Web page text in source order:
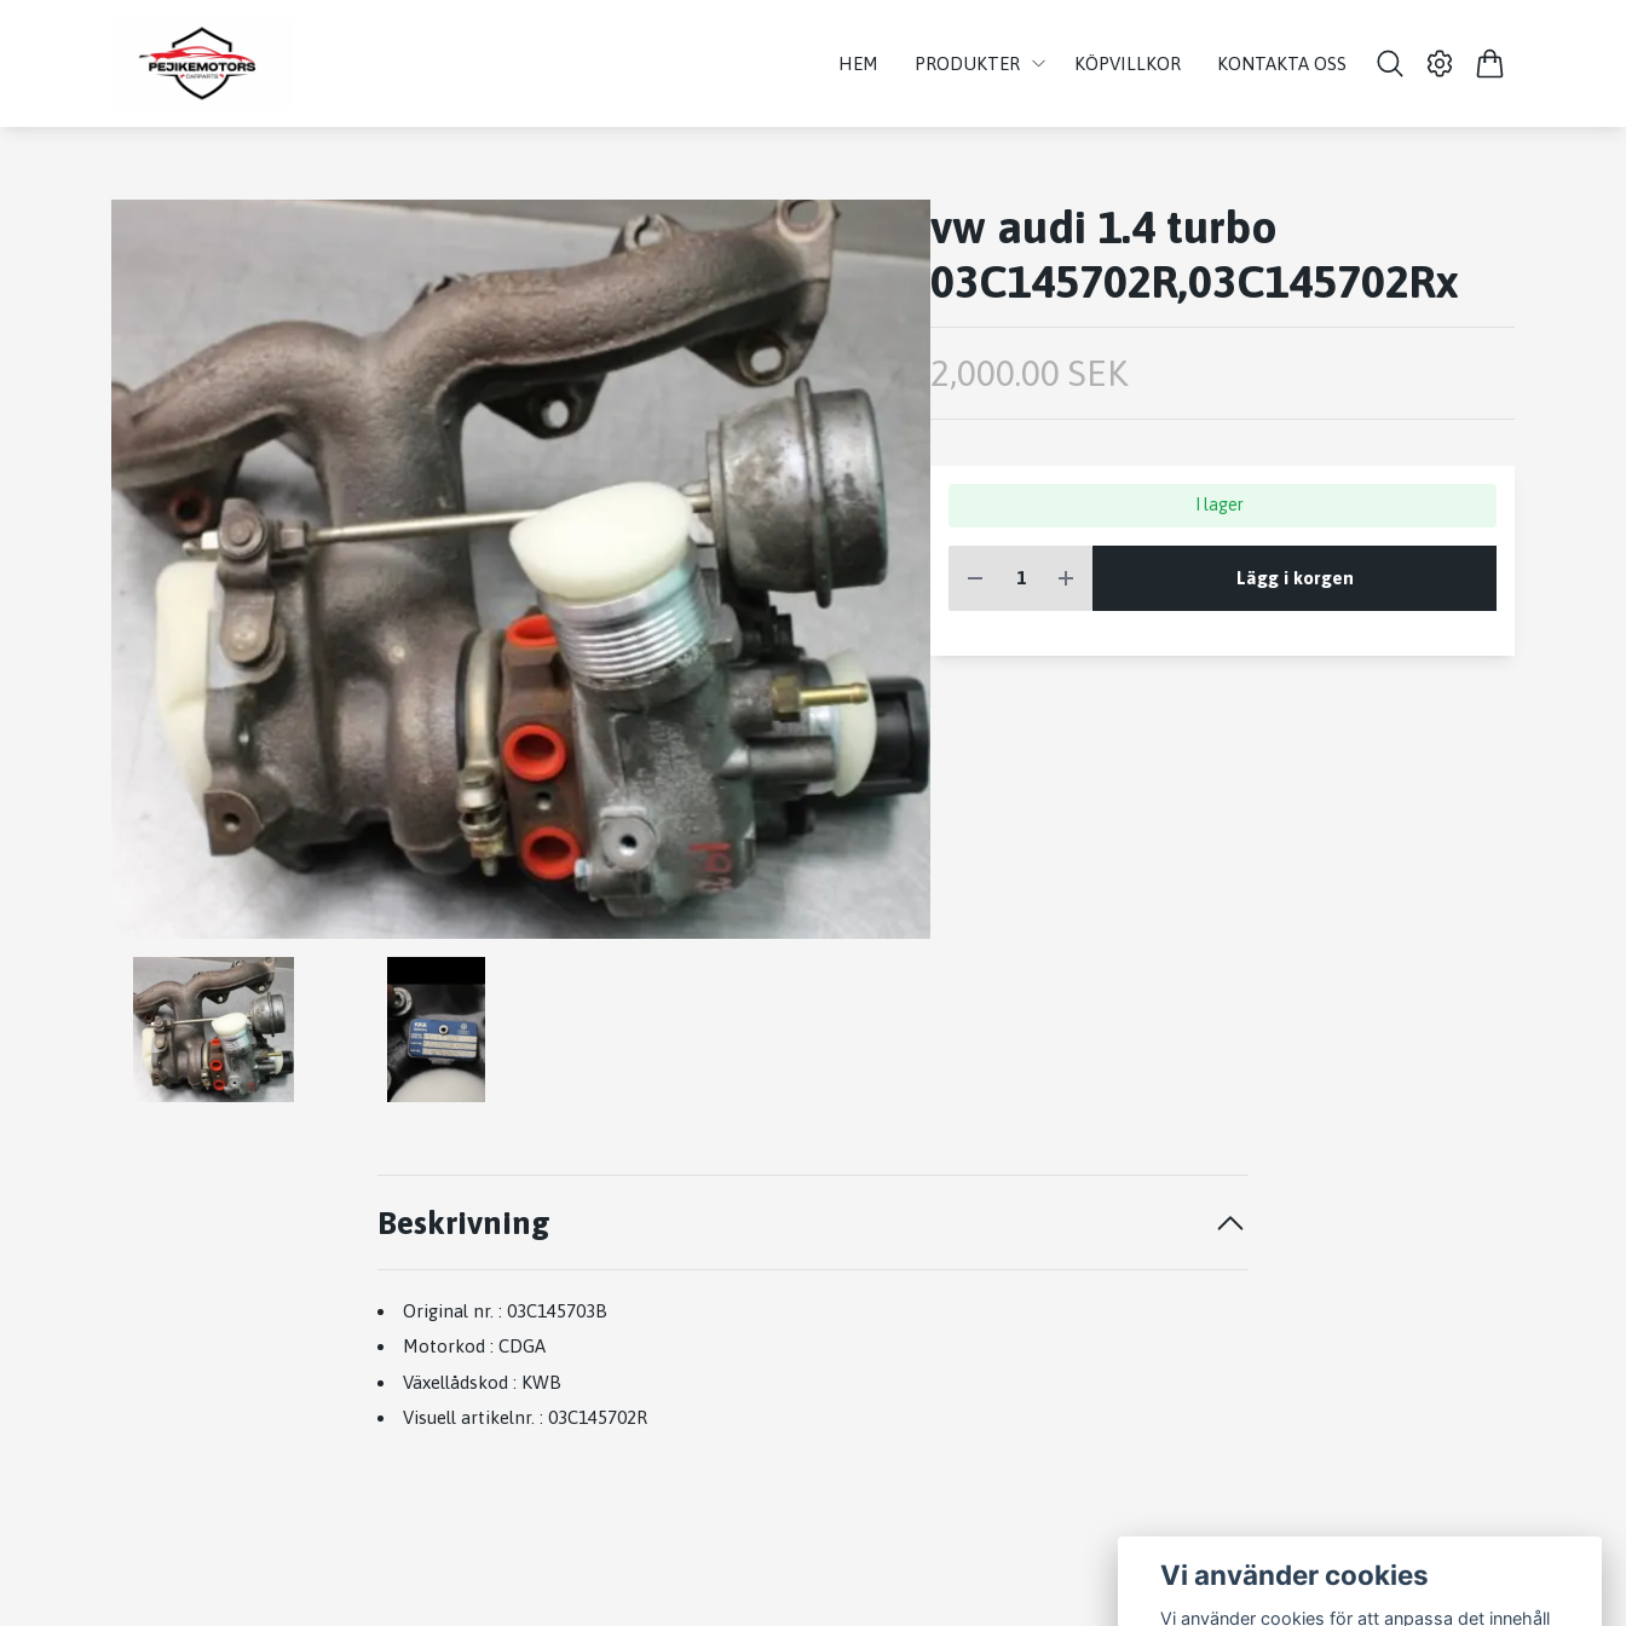
HEM PRODUKTER KÖPVILLKOR KONTAKTA OSS
vw audi 1.4 turbo
03C145702R,03C145702Rx
2,000.00 SEK
I lager
Lägg i korgen
Beskrivning
Original nr. : 03C145703B
Motorkod : CDGA
Växellådskod : KWB
Visuell artikelnr. : 03C145702R
Vi använder cookies
Vi använder cookies för att anpassa det innehåll